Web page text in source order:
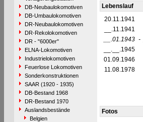
DB-Neubaulokomotiven
DB-Umbaulokomotiven
DR-Neubaulokomotiven
DR-Rekolokomotiven
DR - "6000er"
ELNA-Lokomotiven
Industrielokomotiven
Feuerlose Lokomotiven
Sonderkonstruktionen
SAAR (1920 - 1935)
DB-Bestand 1968
DR-Bestand 1970
Auslandsbestände
Belgien
Lebenslauf
20.11.1941
__.11.1941
__.01.1943 -
__.__.1945
01.09.1946
11.08.1978
Fotos